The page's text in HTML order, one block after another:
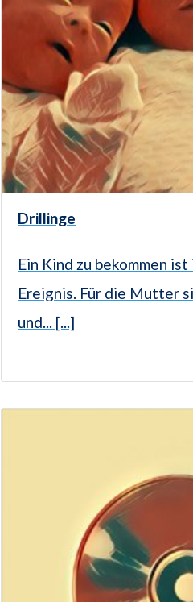
Drillinge
Ein Kind zu bekommen
Ereignis. Für die Mutter
und... [...]